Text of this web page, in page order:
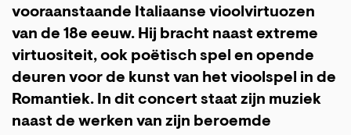
vooraanstaande Italiaanse vioolvirtuozen
van de 18e eeuw. Hij bracht naast extreme
virtuositeit, ook poëtisch spel en opende
deuren voor de kunst van het vioolspel in de
Romantiek. In dit concert staat zijn muziek
naast de werken van zijn beroemde